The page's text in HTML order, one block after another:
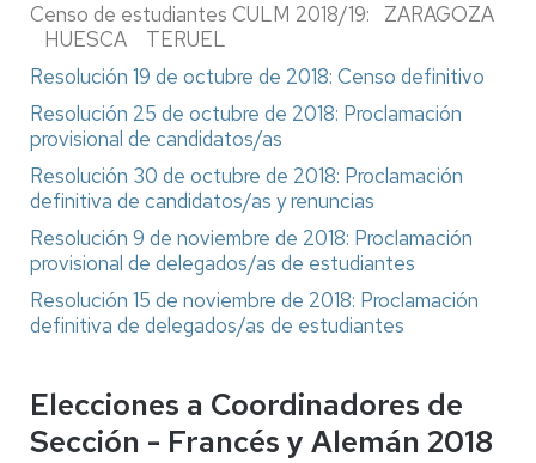
Censo de estudiantes CULM 2018/19: ZARAGOZA
HUESCA TERUEL
Resolución 19 de octubre de 2018: Censo definitivo
Resolución 25 de octubre de 2018: Proclamación
provisional de candidatos/as
Resolución 30 de octubre de 2018: Proclamación
definitiva de candidatos/as y renuncias
Resolución 9 de noviembre de 2018: Proclamación
provisional de delegados/as de estudiantes
Resolución 15 de noviembre de 2018: Proclamación
definitiva de delegados/as de estudiantes
Elecciones a Coordinadores de
Sección - Francés y Alemán 2018